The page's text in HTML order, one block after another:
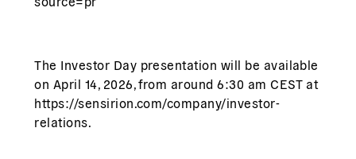
The Investor Day presentation will be available
on April 14, 2026, from around 6:30 am CEST at
https://sensirion.com/company/investor-
relations.